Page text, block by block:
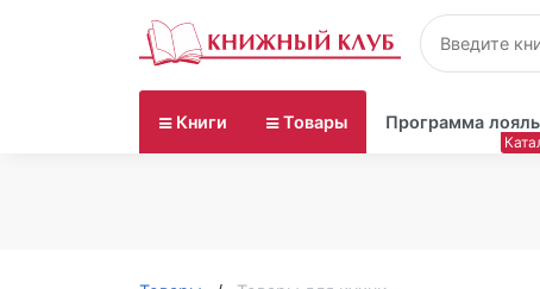
Книги Товары Программа